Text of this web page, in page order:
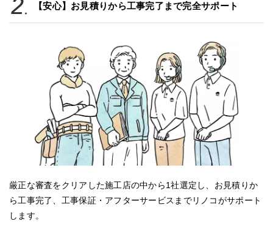
【安心】お見積りから工事完了まで完全サポート
厳正な審査をクリアした施工店の中から1社選定し、お見積りか
ら工事完了、工事保証・アフターサービスまでリノコがサポート
します。